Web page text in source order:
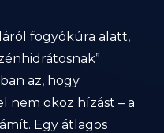
fogyókúra alatt,
az, hogy
nem okoz hízást – a
Egy átlagos